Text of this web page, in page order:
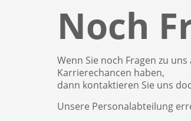
Noch
Wenn Sie noch Fragen zu
Karrierechancen haben,
dann kontaktieren Sie uns
Unsere Personalabteilung